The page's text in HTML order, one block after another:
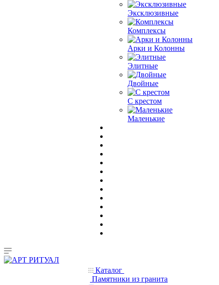
Эксклюзивные
Комплексы
Арки и Колонны
Элитные
Двойные
С крестом
Маленькие
Каталог
Памятники из гранита